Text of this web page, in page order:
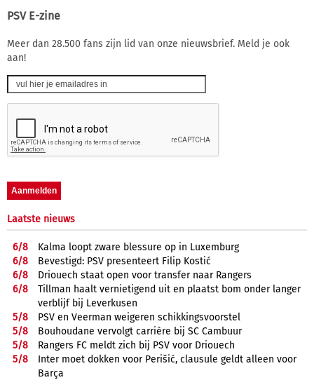
PSV E-zine
Meer dan 28.500 fans zijn lid van onze nieuwsbrief. Meld je ook
aan!
Laatste nieuws
6/8
Kalma loopt zware blessure op in Luxemburg
6/8
Bevestigd: PSV presenteert Filip Kostić
6/8
Driouech staat open voor transfer naar Rangers
6/8
Tillman haalt vernietigend uit en plaatst bom onder langer
verblijf bij Leverkusen
5/8
PSV en Veerman weigeren schikkingsvoorstel
5/8
Bouhoudane vervolgt carrière bij SC Cambuur
5/8
Rangers FC meldt zich bij PSV voor Driouech
5/8
Inter moet dokken voor Perišić, clausule geldt alleen voor
Barça